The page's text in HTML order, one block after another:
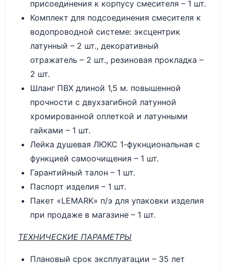
присоединения к корпусу смесителя – 1 шт.
Комплект для подсоединения смесителя к
водопроводной системе: эксцентрик
латунный – 2 шт., декоративный
отражатель – 2 шт., резиновая прокладка –
2 шт.
Шланг ПВХ длиной 1,5 м. повышенной
прочности с двухзагибной латунной
хромированной оплеткой и латунными
гайками – 1 шт.
Лейка душевая ЛЮКС 1-фукнциональная с
функцией самоочищения – 1 шт.
Гарантийный талон – 1 шт.
Паспорт изделия – 1 шт.
Пакет «LEMARK» п/э для упаковки изделия
при продаже в магазине – 1 шт.
ТЕХНИЧЕСКИЕ ПАРАМЕТРЫ
Плановый срок эксплуатации – 35 лет